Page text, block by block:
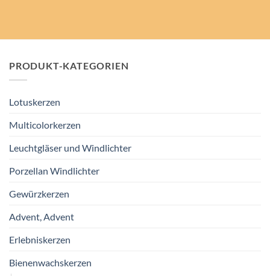
PRODUKT-KATEGORIEN
Lotuskerzen
Multicolorkerzen
Leuchtgläser und Windlichter
Porzellan Windlichter
Gewürzkerzen
Advent, Advent
Erlebniskerzen
Bienenwachskerzen